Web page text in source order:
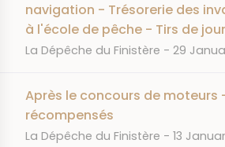
navigation - Trésorerie des
à l'école de pêche - Tirs de jour
JOURNAL
La Dépêche du Finistère DATE
29
Après le concours de moteurs
récompensés
JOURNAL
La Dépêche du Finistère DATE
13